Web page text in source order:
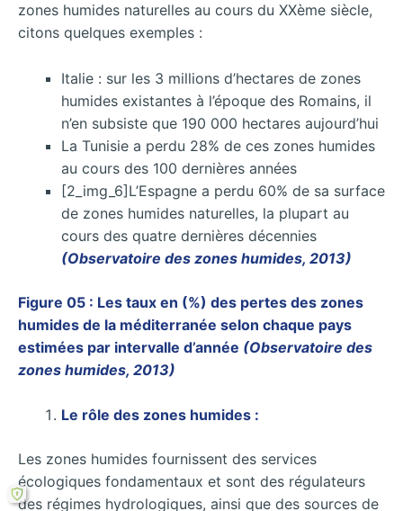
zones humides naturelles au cours du XXème siècle,
citons quelques exemples :
Italie : sur les 3 millions d’hectares de zones
humides existantes à l’époque des Romains, il
n’en subsiste que 190 000 hectares aujourd’hui
La Tunisie a perdu 28% de ces zones humides
au cours des 100 dernières années
[2_img_6]L’Espagne a perdu 60% de sa surface
de zones humides naturelles, la plupart au
cours des quatre dernières décennies
(Observatoire des zones humides, 2013)
Figure 05 : Les taux en (%) des pertes des zones
humides de la méditerranée selon chaque pays
estimées par intervalle d’année (Observatoire des
zones humides, 2013)
Le rôle des zones humides :
Les zones humides fournissent des services
écologiques fondamentaux et sont des régulateurs
des régimes hydrologiques, ainsi que des sources de